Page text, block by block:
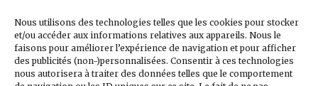
Nous utilisons des technologies telles que les cookies pour stocker
et/ou accéder aux informations relatives aux appareils. Nous le
faisons pour améliorer l’expérience de navigation et pour afficher
des publicités (non-)personnalisées. Consentir à ces technologies
nous autorisera à traiter des données telles que le comportement
MADRILÈNES MARCA MARCELO MERCATO
MERENGUE MERENGUES PORTUGAL PRESSE
PRESSE MADRILÈNEREALREAL
MADRID RONALDO SANTIAGO SOLARI